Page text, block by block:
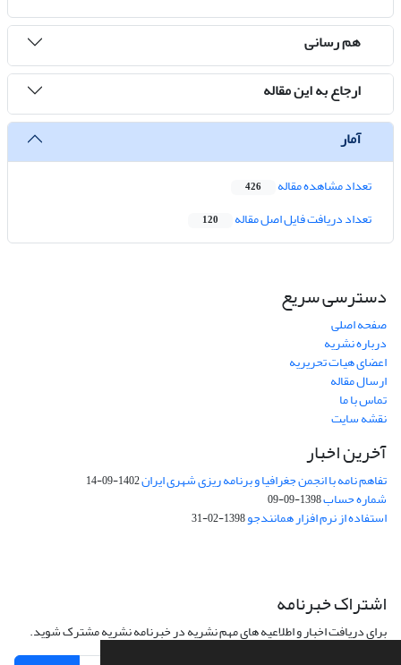
هم رسانی
ارجاع به این مقاله
آمار
تعداد مشاهده مقاله 426
تعداد دریافت فایل اصل مقاله 120
دسترسی سریع
صفحه اصلی
درباره نشریه
اعضای هیات تحریریه
ارسال مقاله
تماس با ما
نقشه سایت
آخرین اخبار
تفاهم نامه با انجمن جغرافیا و برنامه ریزی شهری ایران1402-09-14
شماره حساب1398-09-09
استفاده از نرم افزار همانندجو1398-02-31
اشتراک خبرنامه
برای دریافت اخبار و اطلاعیه های مهم نشریه در خبرنامه نشریه مشترک شوید.